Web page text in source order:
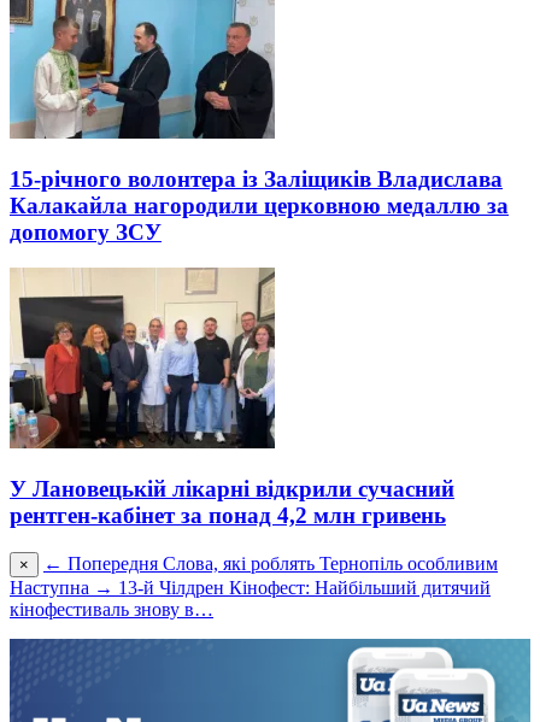
15-річного волонтера із Заліщиків Владислава
Калакайла нагородили церковною медаллю за
допомогу ЗСУ
У Лановецькій лікарні відкрили сучасний
рентген-кабінет за понад 4,2 млн гривень
× ← Попередня Слова, які роблять Тернопіль особливим
Наступна → 13-й Чілдрен Кінофест: Найбільший дитячий
кінофестиваль знову в…